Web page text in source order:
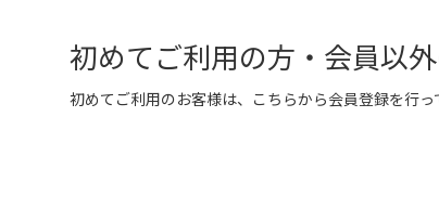
初めてご利用の方・会員以
初めてご利用のお客様は、こちらから会員登録を行っ